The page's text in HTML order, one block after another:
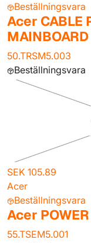
Beställningsvara
Acer CABLE
MAINBOARD
50.TRSM5.003
Beställningsvara
SEK 105.89
Acer
Beställningsvara
Acer
55.TSEM5.001